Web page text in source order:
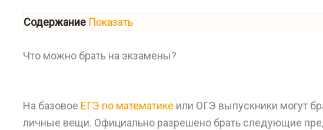
Содержание Показать
Что можно брать на экзамены?
На базовое ЕГЭ по математике или ОГЭ выпускники могут
личные вещи. Официально разрешено брать следующие